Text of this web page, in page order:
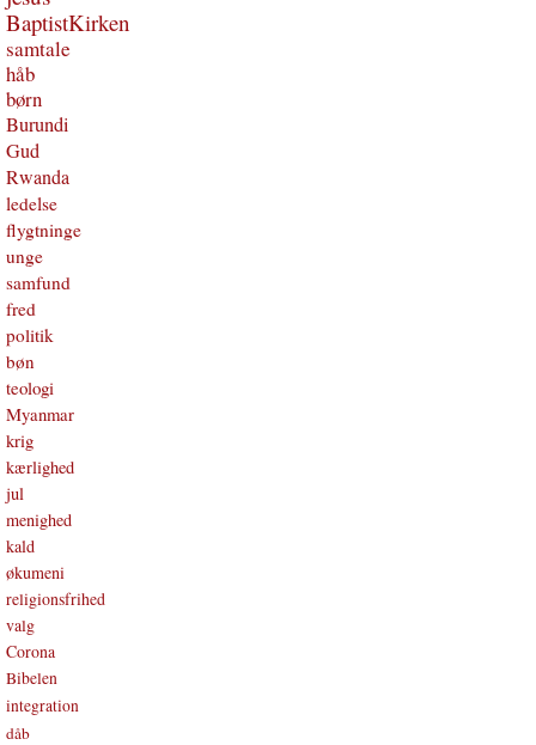
BaptistKirken
samtale
håb
børn
Burundi
Gud
Rwanda
ledelse
flygtninge
unge
samfund
fred
politik
bøn
teologi
Myanmar
krig
kærlighed
jul
menighed
kald
økumeni
religionsfrihed
valg
Corona
Bibelen
integration
dåb